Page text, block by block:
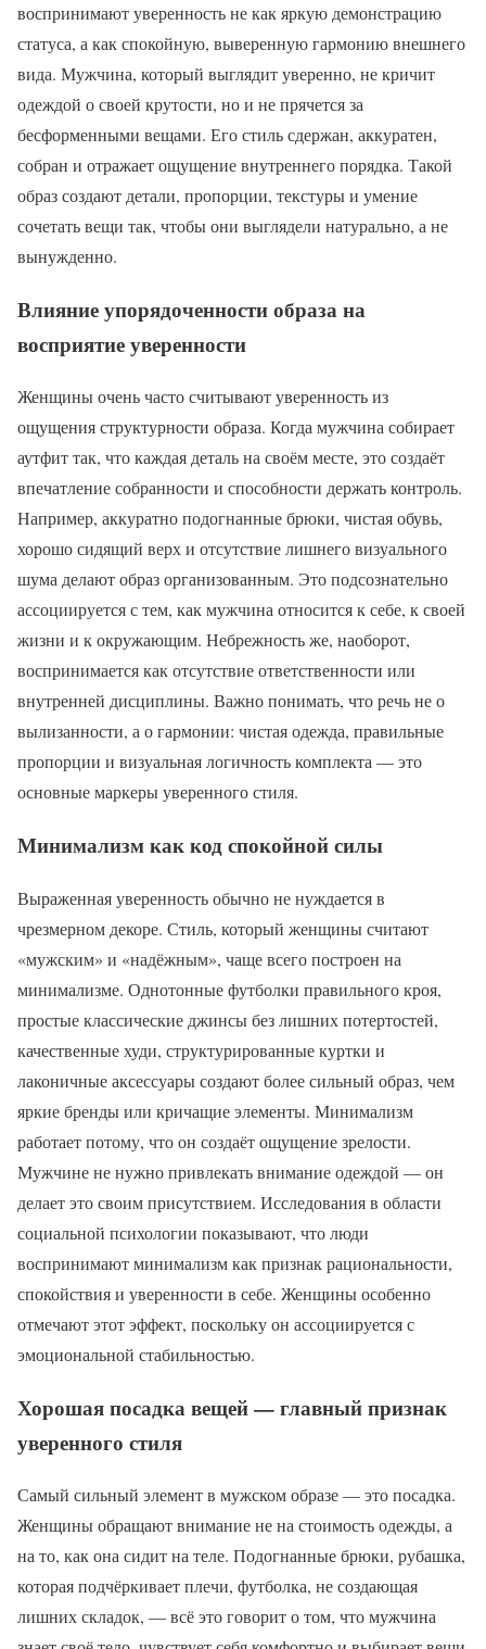
воспринимают уверенность не как яркую демонстрацию
статуса, а как спокойную, выверенную гармонию внешнего
вида. Мужчина, который выглядит уверенно, не кричит
одеждой о своей крутости, но и не прячется за
бесформенными вещами. Его стиль сдержан, аккуратен,
собран и отражает ощущение внутреннего порядка. Такой
образ создают детали, пропорции, текстуры и умение
сочетать вещи так, чтобы они выглядели натурально, а не
вынужденно.
Влияние упорядоченности образа на
восприятие уверенности
Женщины очень часто считывают уверенность из
ощущения структурности образа. Когда мужчина собирает
аутфит так, что каждая деталь на своём месте, это создаёт
впечатление собранности и способности держать контроль.
Например, аккуратно подогнанные брюки, чистая обувь,
хорошо сидящий верх и отсутствие лишнего визуального
шума делают образ организованным. Это подсознательно
ассоциируется с тем, как мужчина относится к себе, к своей
жизни и к окружающим. Небрежность же, наоборот,
воспринимается как отсутствие ответственности или
внутренней дисциплины. Важно понимать, что речь не о
вылизанности, а о гармонии: чистая одежда, правильные
пропорции и визуальная логичность комплекта — это
основные маркеры уверенного стиля.
Минимализм как код спокойной силы
Выраженная уверенность обычно не нуждается в
чрезмерном декоре. Стиль, который женщины считают
«мужским» и «надёжным», чаще всего построен на
минимализме. Однотонные футболки правильного кроя,
простые классические джинсы без лишних потертостей,
качественные худи, структурированные куртки и
лаконичные аксессуары создают более сильный образ, чем
яркие бренды или кричащие элементы. Минимализм
работает потому, что он создаёт ощущение зрелости.
Мужчине не нужно привлекать внимание одеждой — он
делает это своим присутствием. Исследования в области
социальной психологии показывают, что люди
воспринимают минимализм как признак рациональности,
спокойствия и уверенности в себе. Женщины особенно
отмечают этот эффект, поскольку он ассоциируется с
эмоциональной стабильностью.
Хорошая посадка вещей — главный признак
уверенного стиля
Самый сильный элемент в мужском образе — это посадка.
Женщины обращают внимание не на стоимость одежды, а
на то, как она сидит на теле. Подогнанные брюки, рубашка,
которая подчёркивает плечи, футболка, не создающая
лишних складок, — всё это говорит о том, что мужчина